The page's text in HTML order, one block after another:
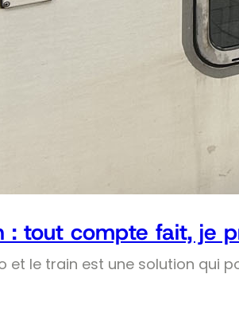
: tout compte fait, je
et le train est une solution qui